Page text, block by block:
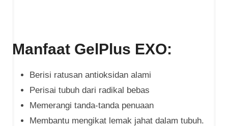
Manfaat GelPlus EXO:
Berisi ratusan antioksidan alami
Perisai tubuh dari radikal bebas
Memerangi tanda-tanda penuaan
Membantu mengikat lemak jahat dalam tubuh.